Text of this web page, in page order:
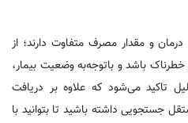
و مقدار مصرف متفاوت دارند؛ از
باشد و باتوجه‌به وضعیت بیمار،
تاکید می‌شود که علاوه بر دریافت
جستجویی داشته باشید تا بتوانید با